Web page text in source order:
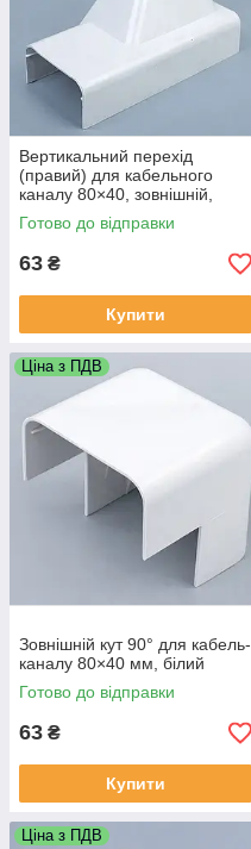
Вертикальний перехід
(правий) для кабельного
каналу 80×40, зовнішній,
білий
Готово до відправки
63 ₴
Купити
Ціна з ПДВ
Зовнішній кут 90° для кабель-
каналу 80×40 мм, білий
Готово до відправки
63 ₴
Купити
Ціна з ПДВ